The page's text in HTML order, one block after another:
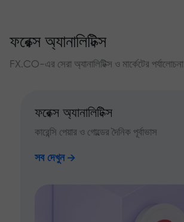
ফরেক্স অ্যানালিটিক্স
FX.CO-এর সেরা অ্যানালিটিক্স ও মার্কেটের পর্যালোচনা
ফরেক্স অ্যানালিটিক্স
কারেন্সি পেয়ার ও গোল্ডের দৈনিক পূর্বাভাস
সব দেখুন